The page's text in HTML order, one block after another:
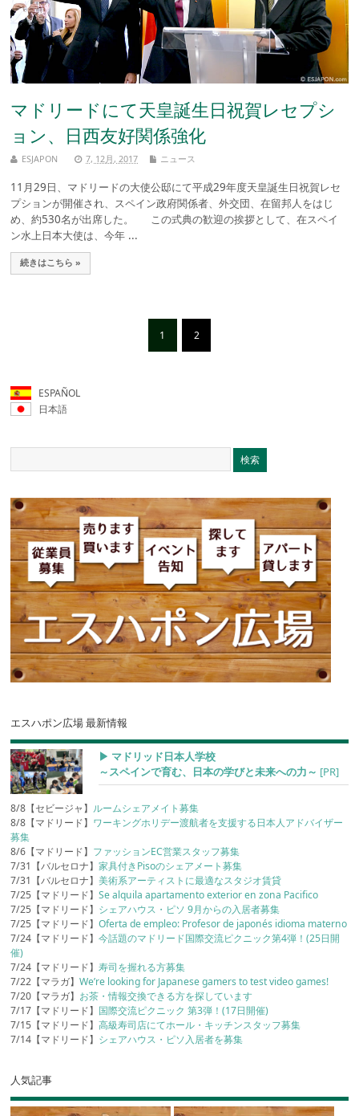
マドリードにて天皇誕生日祝賀レセプシ
ョン、日西友好関係強化
ESJAPON 7, 12月, 2017 ニュース
11月29日、マドリードの大使公邸にて平成29年度天皇誕生日祝賀レセ
プションが開催され、スペイン政府関係者、外交団、在留邦人をはじ
め、約530名が出席した。 この式典の歓迎の挨拶として、在スペイ
ン水上日本大使は、今年 ...
続きはこちら »
1 2
ESPAÑOL
日本語
エスハポン広場 最新情報
▶︎ マドリッド日本人学校
～スペインで育む、日本の学びと未来への力～ [PR]
8/8【セビージャ】 ルームシェアメイト募集
8/8【マドリード】 ワーキングホリデー渡航者を支援する日本人アドバイザー
募集
8/6【マドリード】 ファッションEC営業スタッフ募集
7/31【バルセロナ】家具付きPisoのシェアメート募集
7/31【バルセロナ】美術系アーティストに最適なスタジオ賃貸
7/25【マドリード】Se alquila apartamento exterior en zona Pacifico
7/25【マドリード】 シェアハウス・ピソ 9月からの入居者募集
7/25【マドリード】Oferta de empleo: Profesor de japonés idioma materno
7/24【マドリード】今話題のマドリード国際交流ピクニック第4弾！(25日開
催)
7/24【マドリード】寿司を握れる方募集
7/22【マラガ】We’re looking for Japanese gamers to test video games!
7/20【マラガ】 お茶・情報交換できる方を探しています
7/17【マドリード】 国際交流ピクニック 第3弾！(17日開催)
7/15【マドリード】高級寿司店にてホール・キッチンスタッフ募集
7/14【マドリード】 シェアハウス・ピソ入居者を募集
人気記事